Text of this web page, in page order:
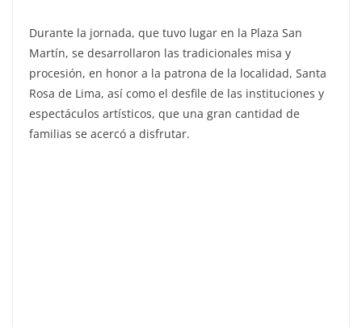
Durante la jornada, que tuvo lugar en la Plaza San
Martín, se desarrollaron las tradicionales misa y
procesión, en honor a la patrona de la localidad, Santa
Rosa de Lima, así como el desfile de las instituciones y
espectáculos artísticos, que una gran cantidad de
familias se acercó a disfrutar.